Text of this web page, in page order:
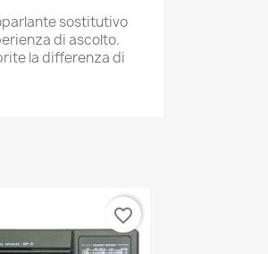
sostitutivo
di ascolto.
la differenza di
favorite_border